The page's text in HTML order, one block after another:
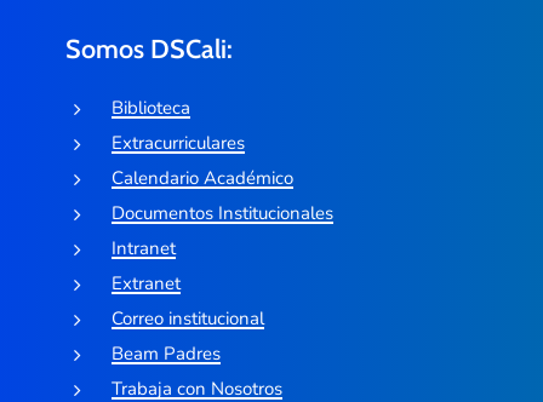
Somos DSCali:
Biblioteca
Extracurriculares
Calendario Académico
Documentos Institucionales
Intranet
Extranet
Correo institucional
Beam Padres
Trabaja con Nosotros